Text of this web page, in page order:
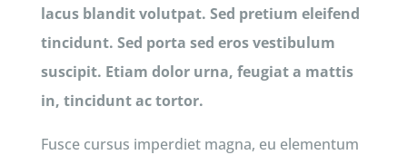
lacus blandit volutpat. Sed pretium eleifend
tincidunt. Sed porta sed eros vestibulum
suscipit. Etiam dolor urna, feugiat a mattis
in, tincidunt ac tortor.
Fusce cursus imperdiet magna, eu elementum